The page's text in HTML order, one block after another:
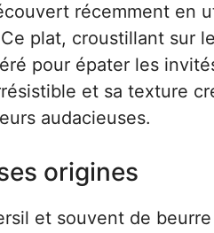
récemment en
plat, croustillant sur
pour épater les
et sa texture
audacieuses.
origines
et souvent de